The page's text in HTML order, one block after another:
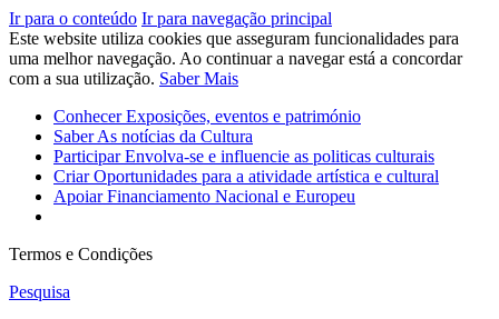
Ir para o conteúdo Ir para navegação principal
Este website utiliza cookies que asseguram funcionalidades para
uma melhor navegação. Ao continuar a navegar está a concordar
com a sua utilização. Saber Mais
ConhecerExposições, eventos e património
SaberAs notícias da Cultura
ParticiparEnvolva-se e influencie as politicas culturais
CriarOportunidades para a atividade artística e cultural
ApoiarFinanciamento Nacional e Europeu
Termos e Condições
Pesquisa